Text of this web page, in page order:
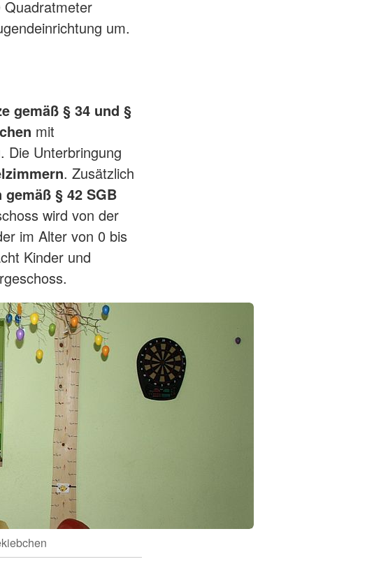
Quadratmeter
um.
gemäß § 34 und §
mit
Die Unterbringung
. Zusätzlich
§ 42 SGB
wird von der
im Alter von 0 bis
Kinder und